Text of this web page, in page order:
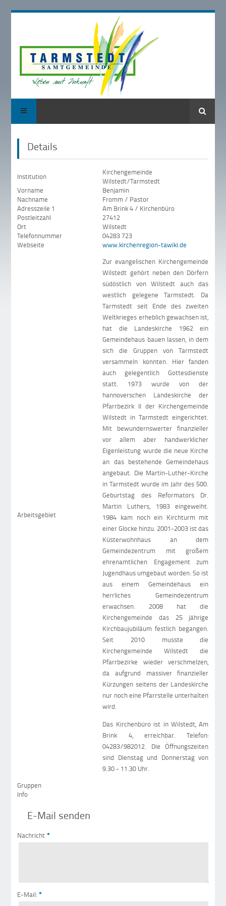
Suche
Details
Institution
Kirchengemeinde
Wilstedt/Tarmstedt
Vorname
Benjamin
Nachname
Fromm / Pastor
Adresszeile 1
Am Brink 4 / Kirchenbüro
Postleitzahl
27412
Ort
Wilstedt
Telefonnummer
04283 723
Webseite
www.kirchenregion-tawiki.de
Arbeitsgebiet
Zur evangelischen Kirchengemeinde
Wilstedt gehört neben den Dörfern
südöstlich von Wilstedt auch das
westlich gelegene Tarmstedt. Da
Tarmstedt seit Ende des zweiten
Weltkrieges erheblich gewachsen ist,
hat die Landeskirche 1962 ein
Gemeindehaus bauen lassen, in dem
sich die Gruppen von Tarmstedt
versammeln konnten. Hier fanden
auch gelegentlich Gottesdienste
statt. 1973 wurde von der
hannoverschen Landeskirche der
Pfarrbezirk II der Kirchengemeinde
Wilstedt in Tarmstedt eingerichtet.
Mit bewundernswerter finanzieller
vor allem aber handwerklicher
Eigenleistung wurde die neue Kirche
an das bestehende Gemeindehaus
angebaut. Die Martin-Luther-Kirche
in Tarmstedt wurde im Jahr des 500.
Geburtstag des Reformators Dr.
Martin Luthers, 1983 eingeweiht.
1984 kam noch ein Kirchturm mit
einer Glocke hinzu. 2001-2003 ist das
Küsterwohnhaus an dem
Gemeindezentrum mit großem
ehrenamtlichen Engagement zum
Jugendhaus umgebaut worden. So ist
aus einem Gemeindehaus ein
herrliches Gemeindezentrum
erwachsen. 2008 hat die
Kirchengemeinde das 25 jährige
Kirchbaujubiläum festlich begangen.
Seit 2010 musste die
Kirchengemeinde Wilstedt die
Pfarrbezirke wieder verschmelzen,
da aufgrund massiver finanzieller
Kürzungen seitens der Landeskirche
nur noch eine Pfarrstelle unterhalten
wird.
Das Kirchenbüro ist in Wilstedt, Am
Brink 4, erreichbar. Telefon:
04283/982012. Die Öffnungszeiten
sind Dienstag und Donnerstag von
9.30 - 11.30 Uhr.
Gruppen
Info
E-Mail senden
Nachricht *
E-Mail: *